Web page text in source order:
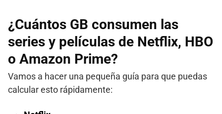
¿Cuántos GB consumen las
series y películas de Netflix, HBO
o Amazon Prime?
Vamos a hacer una pequeña guía para que puedas
calcular esto rápidamente: